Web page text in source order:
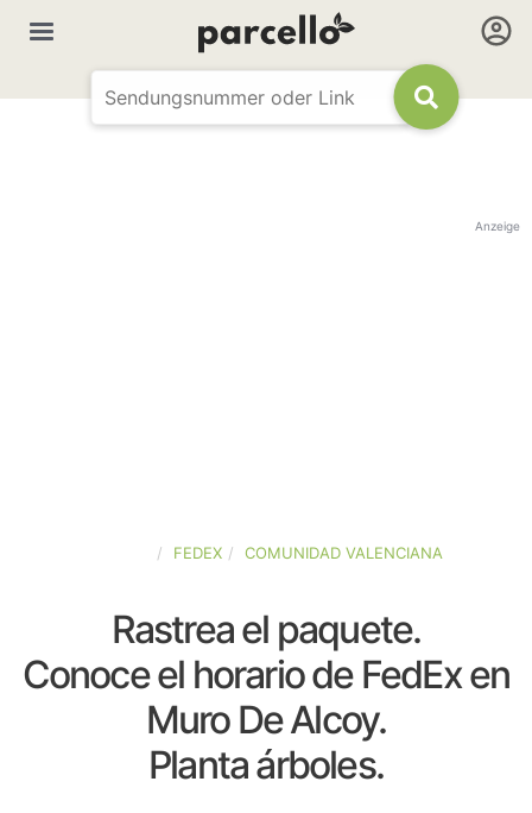
Anzeige
FEDEX COMUNIDAD VALENCIANA
Rastrea el paquete.
Conoce el horario de FedEx en
Muro De Alcoy.
Planta árboles.